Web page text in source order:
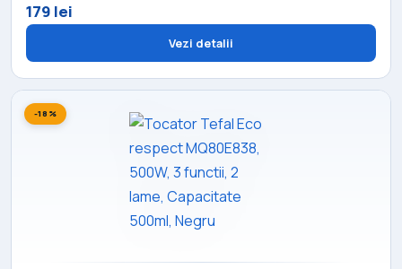
179 lei
Vezi detalii
-18%